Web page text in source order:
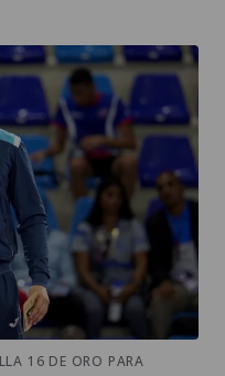
16 DE ORO PARA